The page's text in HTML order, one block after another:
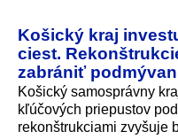
Košický kraj
ciest.
zabrániť
Košický samosprávny
kľúčových priepustov
rekonštrukciami zvyšuje